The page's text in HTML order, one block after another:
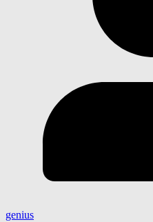
genius